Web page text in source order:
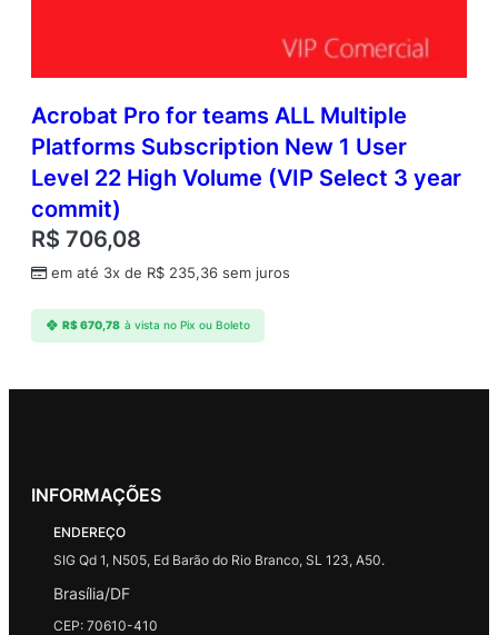
Acrobat Pro for teams ALL Multiple
Platforms Subscription New 1 User
Level 22 High Volume (VIP Select 3 year
commit)
R$ 706,08
em até 3x de R$ 235,36 sem juros
R$670,78 à vista no Pix ou Boleto
INFORMAÇÕES
ENDEREÇO
SIG Qd 1, N505, Ed Barão do Rio Branco, SL 123, A50.
Brasília/DF
CEP: 70610-410